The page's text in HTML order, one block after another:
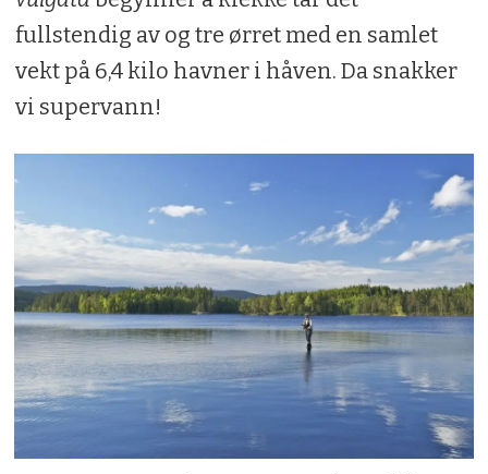
fullstendig av og tre ørret med en samlet
vekt på 6,4 kilo havner i håven. Da snakker
vi supervann!